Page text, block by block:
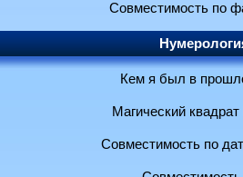
Совместимость по
Кем я был в
Магический
Совместимость по